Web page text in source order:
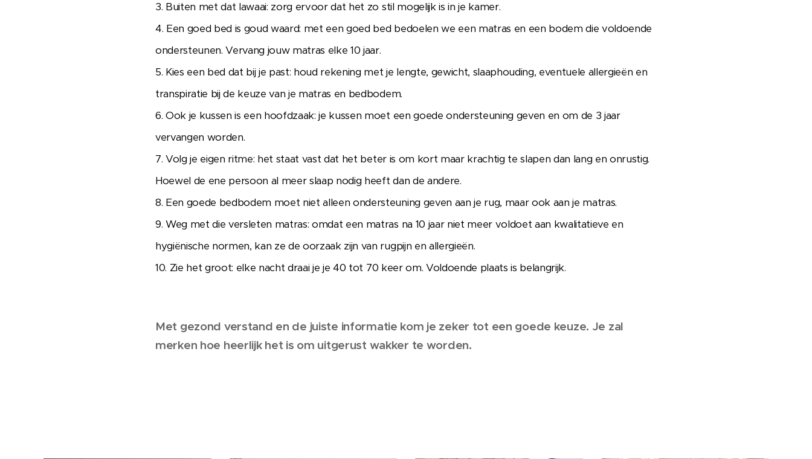
3. Buiten met dat lawaai: zorg ervoor dat het zo stil mogelijk is in je kamer.
4. Een goed bed is goud waard: met een goed bed bedoelen we een matras en een bodem die voldoende
ondersteunen. Vervang jouw matras elke 10 jaar.
5. Kies een bed dat bij je past: houd rekening met je lengte, gewicht, slaaphouding, eventuele allergieën en
transpiratie bij de keuze van je matras en bedbodem.
6. Ook je kussen is een hoofdzaak: je kussen moet een goede ondersteuning geven en om de 3 jaar
vervangen worden.
7. Volg je eigen ritme: het staat vast dat het beter is om kort maar krachtig te slapen dan lang en onrustig.
Hoewel de ene persoon al meer slaap nodig heeft dan de andere.
8. Een goede bedbodem moet niet alleen ondersteuning geven aan je rug, maar ook aan je matras.
9. Weg met die versleten matras: omdat een matras na 10 jaar niet meer voldoet aan kwalitatieve en
hygiënische normen, kan ze de oorzaak zijn van rugpijn en allergieën.
10. Zie het groot: elke nacht draai je je 40 tot 70 keer om. Voldoende plaats is belangrijk.
Met gezond verstand en de juiste informatie kom je zeker tot een goede keuze. Je zal
merken hoe heerlijk het is om uitgerust wakker te worden.